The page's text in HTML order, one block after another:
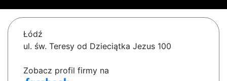
Łódź
ul. św. Teresy od Dzieciątka Jezus 100
Zobacz profil firmy na